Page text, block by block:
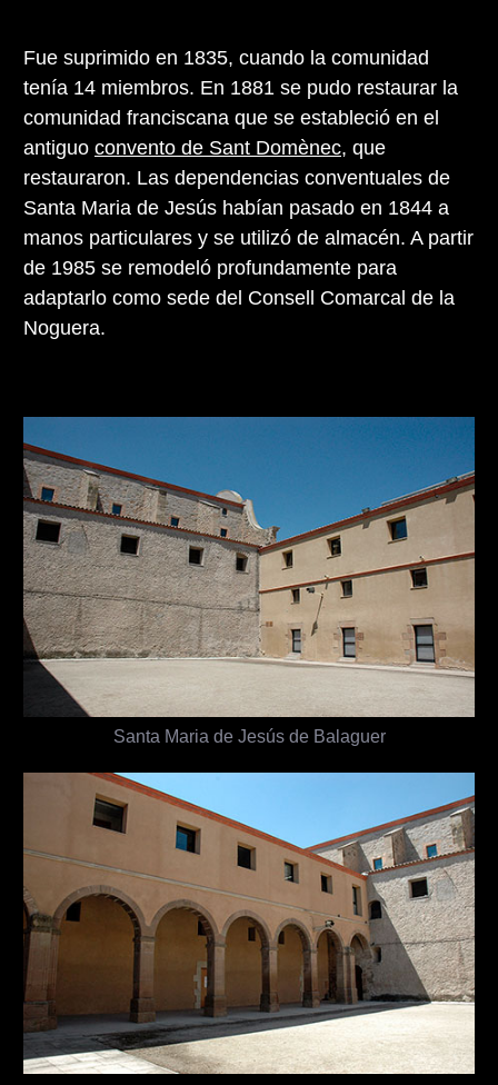
Fue suprimido en 1835, cuando la comunidad
tenía 14 miembros. En 1881 se pudo restaurar la
comunidad franciscana que se estableció en el
antiguo convento de Sant Domènec, que
restauraron. Las dependencias conventuales de
Santa Maria de Jesús habían pasado en 1844 a
manos particulares y se utilizó de almacén. A partir
de 1985 se remodeló profundamente para
adaptarlo como sede del Consell Comarcal de la
Noguera.
Santa Maria de Jesús de Balaguer